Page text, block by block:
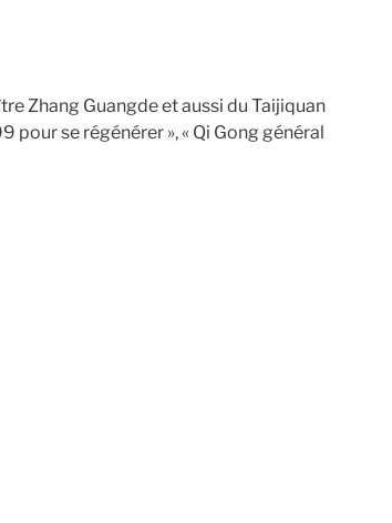
Zhang Guangde et aussi du Taijiquan
se régénérer », « Qi Gong général